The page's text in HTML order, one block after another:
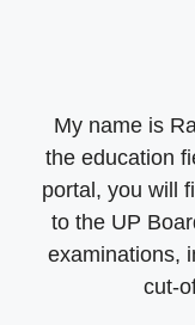
My name is
the education
portal, you will
to the UP
examinations,
cut-